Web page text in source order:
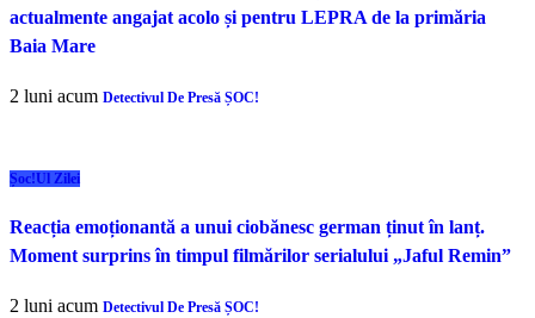
actualmente angajat acolo și pentru LEPRA de la primăria
Baia Mare
2 luni acum Detectivul De Presă ȘOC!
Șoc!ul Zilei
Reacția emoționantă a unui ciobănesc german ținut în lanț.
Moment surprins în timpul filmărilor serialului „Jaful Remin”
2 luni acum Detectivul De Presă ȘOC!